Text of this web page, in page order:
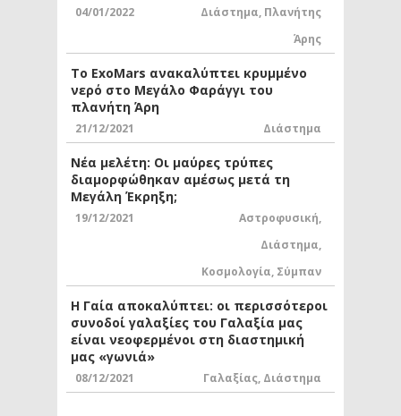
04/01/2022 Διάστημα, Πλανήτης
Άρης
Το ExoMars ανακαλύπτει κρυμμένο
νερό στο Μεγάλο Φαράγγι του
πλανήτη Άρη
21/12/2021 Διάστημα
Νέα μελέτη: Οι μαύρες τρύπες
διαμορφώθηκαν αμέσως μετά τη
Μεγάλη Έκρηξη;
19/12/2021 Αστροφυσική,
Διάστημα,
Κοσμολογία, Σύμπαν
Η Γαία αποκαλύπτει: οι περισσότεροι
συνοδοί γαλαξίες του Γαλαξία μας
είναι νεοφερμένοι στη διαστημική
μας «γωνιά»
08/12/2021 Γαλαξίας, Διάστημα